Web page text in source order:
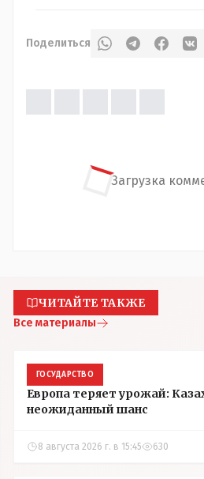
Поделиться
Загрузка
ЧИТАЙТЕ ТАКЖЕ
Все материалы
ГОСУДАРСТВО
Европа теряет урожай:
неожиданный шанс
8 августа 2026 г. в 15:45 630